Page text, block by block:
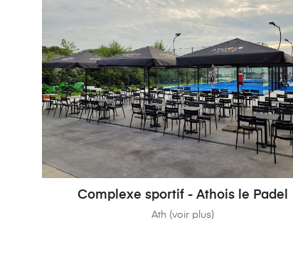
Complexe sportif - Athois le Padel
Ath (voir plus)